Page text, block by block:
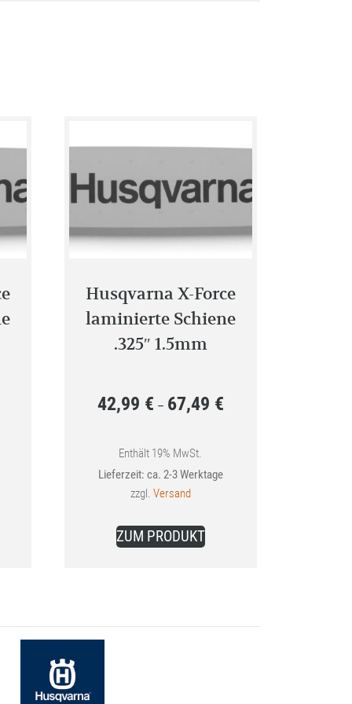
€
Husqvarna X-Force
laminierte Schiene
.325″ 1.5mm
42,99 € – 67,49 €Preisspanne:
67,49 €
Enthält 19% MwSt.
Lieferzeit: ca. 2-3 Werktage
zzgl. Versand
ZUM PRODUKTProdukt
auf.